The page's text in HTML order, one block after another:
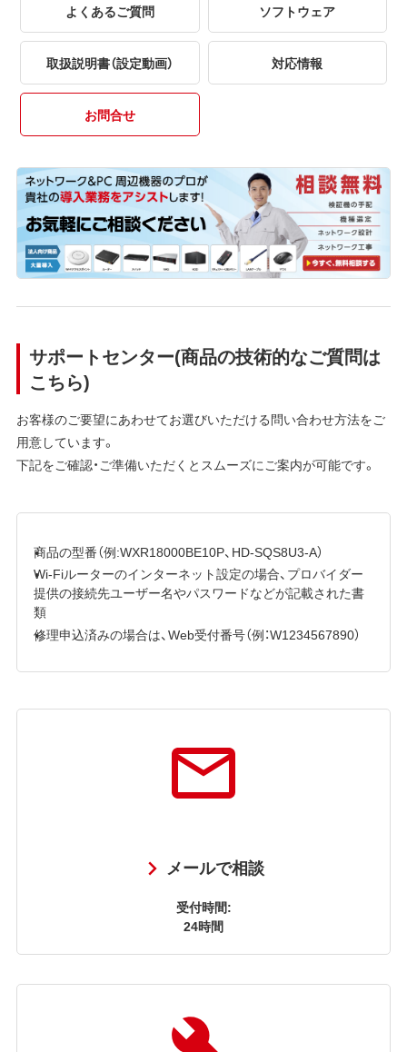
よくあるご質問 ソフトウェア
取扱説明書（設定動画） 対応情報
お問合せ
サポートセンター(商品の技術的なご質問は
こちら)
お客様のご要望にあわせてお選びいただける問い合わせ方法をご
用意しています。
下記をご確認・ご準備いただくとスムーズにご案内が可能です。
商品の型番（例:WXR18000BE10P、HD-SQS8U3-A）
Wi-Fiルーターのインターネット設定の場合、プロバイダー
提供の接続先ユーザー名やパスワードなどが記載された書
類
修理申込済みの場合は、Web受付番号（例：W1234567890）
メールで相談
受付時間:
24時間